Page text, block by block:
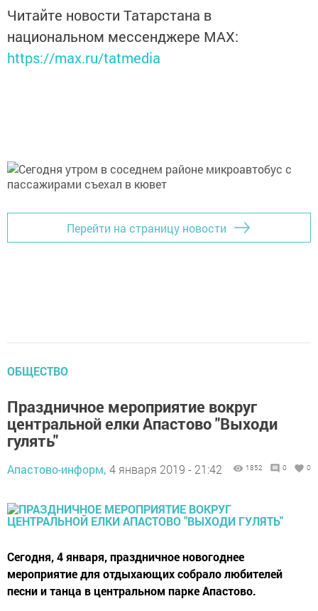
Читайте новости Татарстана в
национальном мессенджере MАХ:
https://max.ru/tatmedia
Перейти на страницу новости
ОБЩЕСТВО
Праздничное мероприятие вокруг
центральной елки Апастово "Выходи
гулять"
Апастово-информ, 4 января 2019 - 21:42 1852 0 0
Сегодня, 4 января, праздничное новогоднее
мероприятие для отдыхающих собрало любителей
песни и танца в центральном парке Апастово.